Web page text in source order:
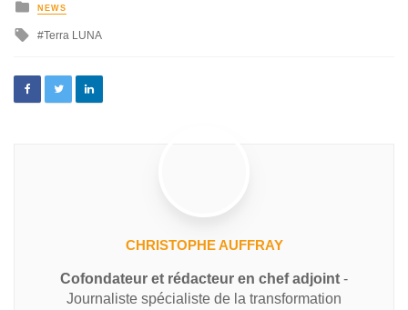
NEWS
Terra LUNA
CHRISTOPHE AUFFRAY
Cofondateur et rédacteur en chef adjoint -
Journaliste spécialiste de la transformation